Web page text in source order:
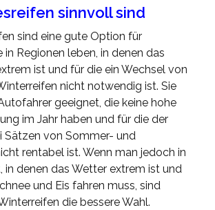
sinnvoll sind
sind eine gute Option für
in Regionen leben, in denen das
ist und für die ein Wechsel von
nicht notwendig ist. Sie
geeignet, die keine hohe
im Jahr haben und für die der
Sätzen von Sommer- und
rentabel ist. Wenn man jedoch in
in denen das Wetter extrem ist und
und Eis fahren muss, sind
die bessere Wahl.